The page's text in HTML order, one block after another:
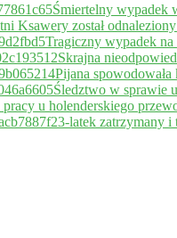
Śmiertelny wypadek
Ksawery został
Tragiczny wypadek
Skrajna
Pijana
Śledztwo w sprawie
u holenderskiego
23-latek zatrzymany